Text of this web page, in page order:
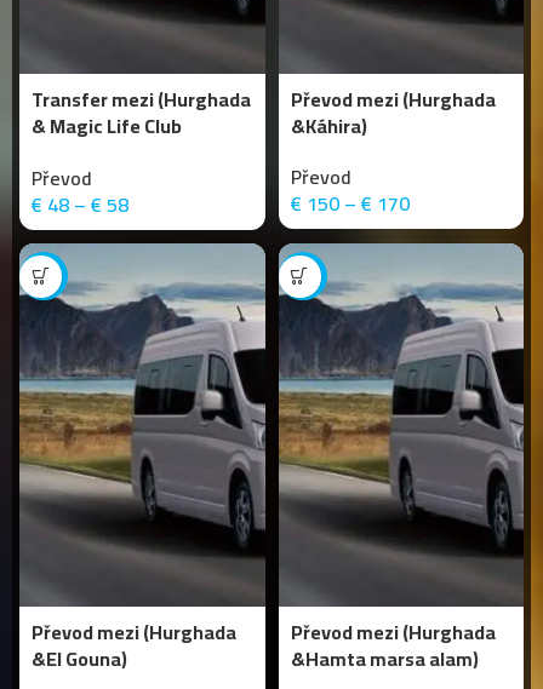
Transfer mezi (Hurghada
& Magic Life Club
Převod
€ 48–€58
Převod mezi (Hurghada
&Káhira)
Převod
€ 150–€ 170
-15%
Převod mezi (Hurghada
&El Gouna)
-10%
Převod mezi (Hurghada
&Hamta marsa alam)